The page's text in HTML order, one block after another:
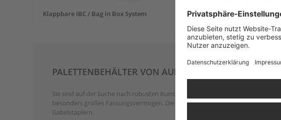
Klappbare IBC / Bag in Box System Auflagedeckel für Big Boxen
PALETTENBEHÄLTER VON AUER PACKAGING
Sie sind auf der Suche nach robusten Kunststoffboxen mit großem
besonders großes Fassungsvermögen. Die integrierte Paletten-Konstruktion
Gabelstaplern.